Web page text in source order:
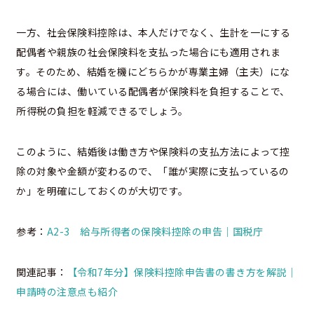
一方、社会保険料控除は、本人だけでなく、生計を一にする
配偶者や親族の社会保険料を支払った場合にも適用されま
す。そのため、結婚を機にどちらかが専業主婦（主夫）にな
る場合には、働いている配偶者が保険料を負担することで、
所得税の負担を軽減できるでしょう。
このように、結婚後は働き方や保険料の支払方法によって控
除の対象や金額が変わるので、「誰が実際に支払っているの
か」を明確にしておくのが大切です。
参考： A2-3 給与所得者の保険料控除の申告｜国税庁
関連記事：
【令和7年分】保険料控除申告書の書き方を解説｜
申請時の注意点も紹介